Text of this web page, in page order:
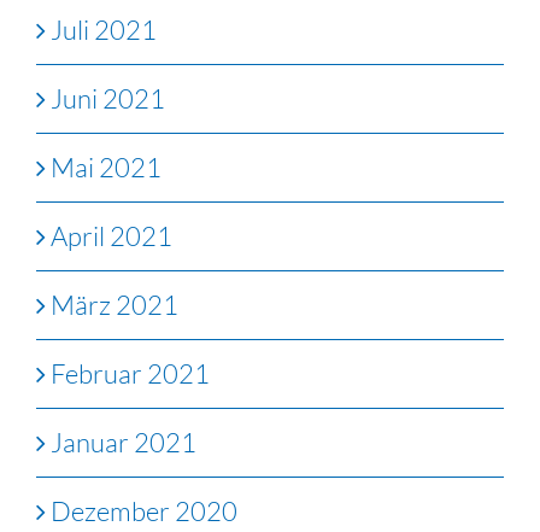
Juli 2021
Juni 2021
Mai 2021
April 2021
März 2021
Februar 2021
Januar 2021
Dezember 2020